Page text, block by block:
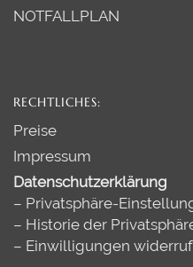
NOTFALLPLAN
RECHTLICHES:
Preise
Impressum
Datenschutzerklärung
– Privatsphäre-
– Historie der
– Einwilligungen